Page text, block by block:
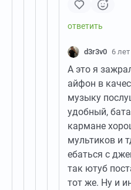
d3r3v0 6
А это я
айфон в
музыку
удобный,
кармане
мультиков и
ебаться с
так ютуб
тот же. Ну и